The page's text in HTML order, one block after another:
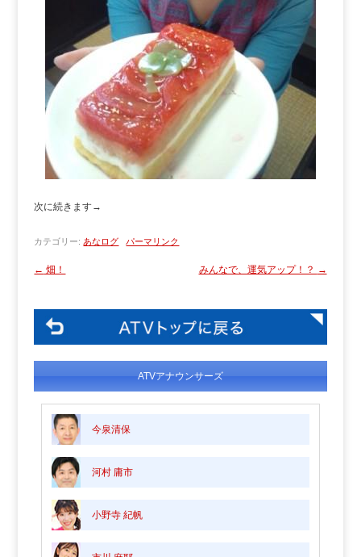
次に続きます→
カテゴリー: あなログ パーマリンク
← 畑！ みんなで、運気アップ！？ →
ATVアナウンサーズ
今泉清保
河村 庸市
小野寺 紀帆